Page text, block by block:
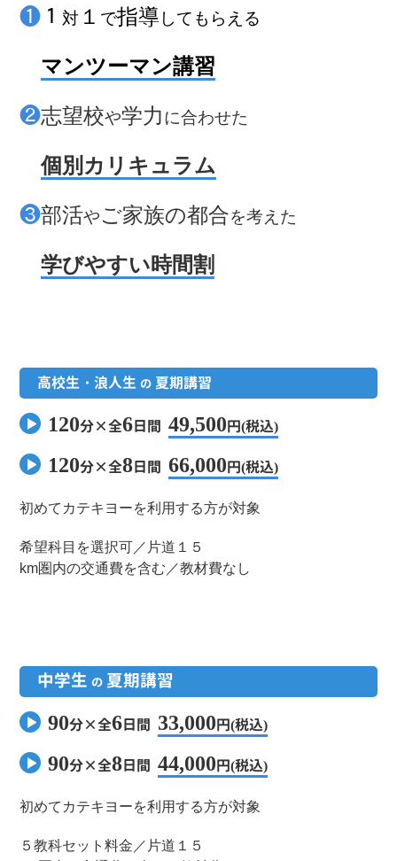
❶ １ 対 １ で指導 してもらえる
マンツーマン講習
❷志望校や学力に合わせた
❷個別カリキュラム
❸部活やご家族の都合を考えた
❸学びやすい時間割
高校生・浪人生 の 夏期講習
120分×全6日間49,500円(税込)
120分×全8日間 66,000円(税込)
初めてカテキヨーを利用する方が対象
希望科目を選択可／片道１５
km圏内の交通費を含む／教材費なし
中学生 の 夏期講習
90分×全6日間 33,000円(税込)
90分×全8日間 44,000円(税込)
初めてカテキヨーを利用する方が対象
５教科セット料金／片道１５